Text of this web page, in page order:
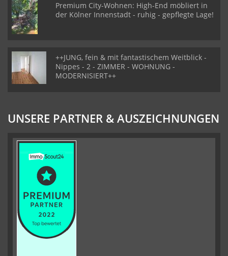
Premium City-Wohnen: High-End möbliert in
der Kölner Innenstadt - ruhig - gepflegte Lage!
++JUNG, fein & mit fantastischem Weitblick -
Nippes - 2 - ZIMMER - WOHNUNG -
MODERNISIERT++
UNSERE PARTNER & AUSZEICHNUNGEN